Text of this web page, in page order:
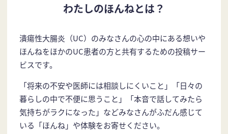
わたしのほんねとは？
潰瘍性大腸炎（UC）のみなさんの心の中にある想いや
ほんねをほかのUC患者の方と共有するための投稿サー
ビスです。
「将来の不安や医師には相談しにくいこと」「日々の
暮らしの中で不便に思うこと」「本音で話してみたら
気持ちがラクになった」などみなさんがふだん感じて
いる「ほんね」や体験をお寄せください。